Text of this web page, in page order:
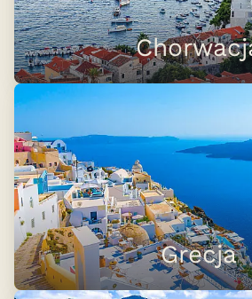
Grecja